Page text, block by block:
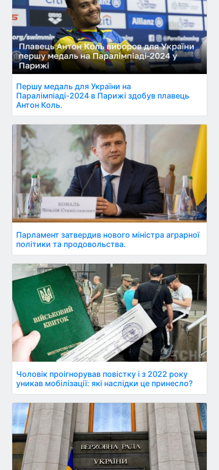
Першу медаль для України на
Паралімпіаді-2024 в Парижі здобув плавець
Антон Коль.
Парламент затвердив нового міністра аграрної
політики та продовольства.
Чоловік проігнорував повістку і з 2022 року
уникав мобілізації: які наслідки це принесло?